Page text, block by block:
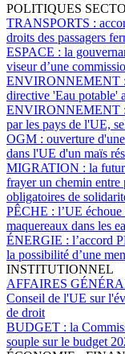
POLITIQUES
TRANSPORTS :
droits des passagers
ESPACE : la
viseur d’une
ENVIRONNEMENT :
directive 'Eau potable'
ENVIRONNEMENT :
par les pays de l'UE,
OGM : ouverture
dans l'UE d'un maïs
MIGRATION : la
frayer un chemin entre
obligatoires de
PÊCHE : l’UE échoue
maquereaux dans les
ÉNERGIE : l’accord
la possibilité d’une
INSTITUTIONNEL
AFFAIRES
Conseil de l'UE sur
de droit
BUDGET : la
souple sur le budget